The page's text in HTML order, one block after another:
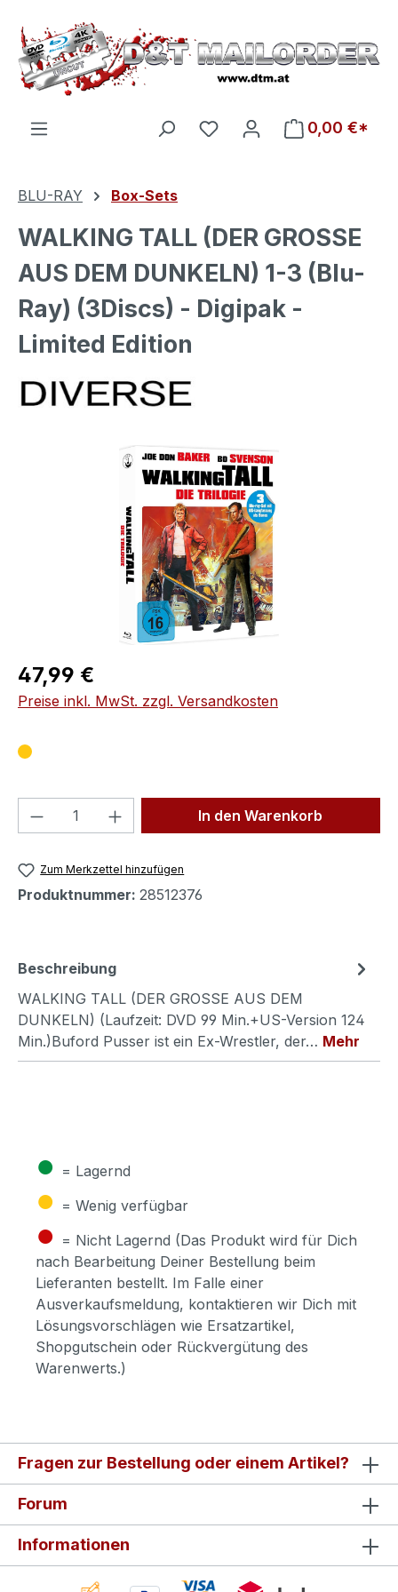
Zum Hauptinhalt springen
Du hast 0 Produkte auf
0,00 €*
BLU-RAY Box-Sets
WALKING TALL (DER GROSSE
AUS DEM DUNKELN) 1-3 (Blu-
Ray) (3Discs) - Digipak -
Limited Edition
Bildergalerie überspringen
Regulärer Preis:
47,99 €
Preise inkl. MwSt. zzgl. Versandkosten
Produkt Anzahl: Gib denIn den Warenkorb
Zum Merkzettel hinzufügen
Produktnummer: 28512376
Beschreibung
WALKING TALL (DER GROSSE AUS DEM
DUNKELN) (Laufzeit: DVD 99 Min.+US-Version 124
Min.)Buford Pusser ist ein Ex-Wrestler, der… Mehr
● = Lagernd
● = Wenig verfügbar
● = Nicht Lagernd (Das Produkt wird für Dich
nach Bearbeitung Deiner Bestellung beim
Lieferanten bestellt. Im Falle einer
Ausverkaufsmeldung, kontaktieren wir Dich mit
Lösungsvorschlägen wie Ersatzartikel,
Shopgutschein oder Rückvergütung des
Warenwerts.)
Fragen zur Bestellung oder einem Artikel?
Forum
Informationen